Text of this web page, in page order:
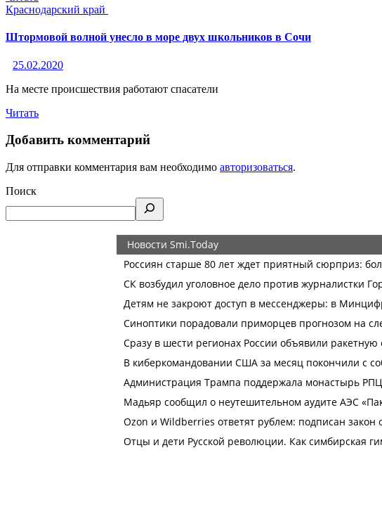
Краснодарский край
Штормовой волной унесло в море двух школьников в Сочи
25.02.2020
На месте происшествия работают спасатели
Читать
Добавить комментарий
Для отправки комментария вам необходимо авторизоваться.
Поиск